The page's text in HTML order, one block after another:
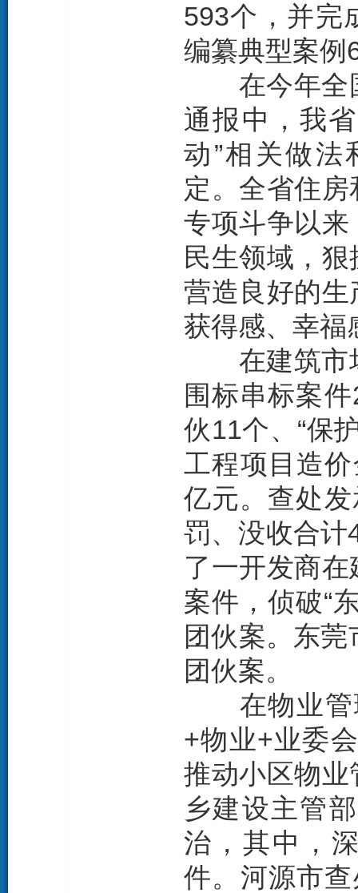
593个，并完
编纂典型案例
在今年全国
通报中，我
动”相关做法
定。全省住
专项斗争以
民生领域，
营造良好的
获得感、幸福
在建筑市场
围标串标案
伙11个、“保
工程项目造
亿元。查处
罚、没收合计
了一开发商
案件，侦破“
团伙案。东莞
团伙案。
在物业管
+物业+业委
推动小区物
乡建设主管
治，其中，
件。河源市